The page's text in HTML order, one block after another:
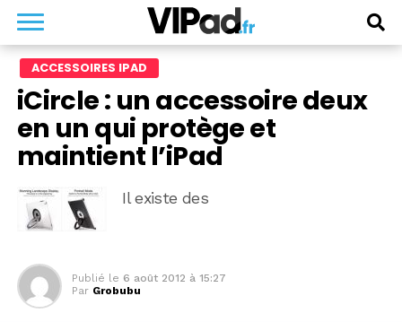
ACCESSOIRES IPAD
iCircle : un accessoire deux
en un qui protège et
maintient l’iPad
Il existe des
Publié le 6 août 2012 à 15:27
Par Grobubu